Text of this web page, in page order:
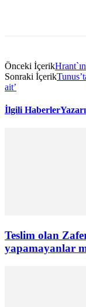
Önceki İçerik
Sonraki İçerik
ait’
İlgili Haberler
Teslim olan
yapamayanlar